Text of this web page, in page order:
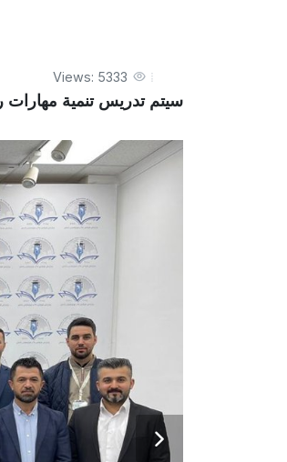
Views: 5333
سيتم تدريس تنمية مهارات